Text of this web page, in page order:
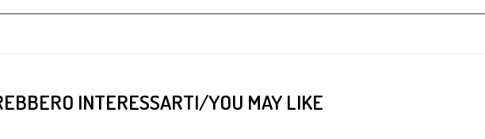
INTERESSARTI/YOU MAY LIKE